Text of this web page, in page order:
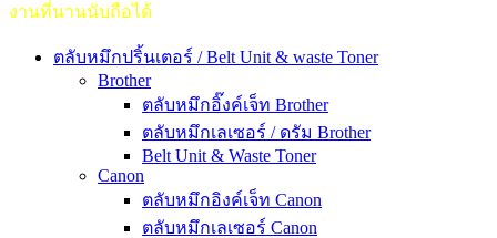
งานที่นานนับถือได้
ตลับหมึกปริ้นเตอร์ / Belt Unit & waste Toner
Brother
ตลับหมึกอิ๊งค์เจ็ท Brother
ตลับหมึกเลเซอร์ / ดรัม Brother
Belt Unit & Waste Toner
Canon
ตลับหมึกอิงค์เจ็ท Canon
ตลับหมึกเลเซอร์ Canon